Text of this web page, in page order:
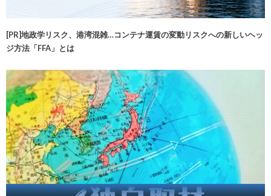
[PR]地政学リスク、港湾混雑…コンテナ運賃の変動リスクへの新しいヘッ
ジ方法「FFA」とは